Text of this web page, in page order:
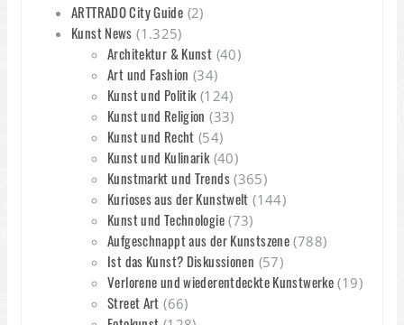
ARTTRADO City Guide (2)
Kunst News (1.325)
Architektur & Kunst (40)
Art und Fashion (34)
Kunst und Politik(124)
Kunst und Religion (33)
Kunst und Recht (54)
Kunst und Kulinarik(40)
Kunstmarkt und Trends(365)
Kurioses aus der Kunstwelt (144)
Kunst und Technologie(73)
Aufgeschnappt aus der Kunstszene (788)
Ist das Kunst? Diskussionen (57)
Verlorene und wiederentdeckte Kunstwerke (19)
Street Art (66)